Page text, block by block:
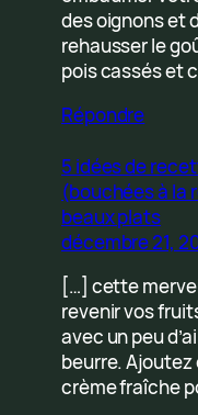
des oignons et
rehausser le
pois cassés et
Répondre
5 idées de
(bouchées à la
beaux plats
décembre 21,
[…] cette
revenir vos
avec un peu
beurre.
crème fraîche